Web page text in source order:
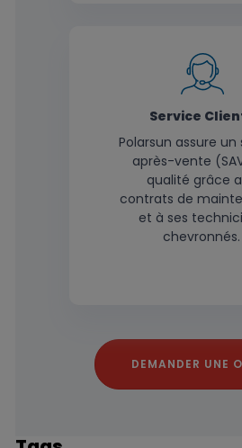
Service
Polarsun assure un
après-vente
qualité grâce
contrats de
et à ses
chevronnés.
DEMANDER UNE